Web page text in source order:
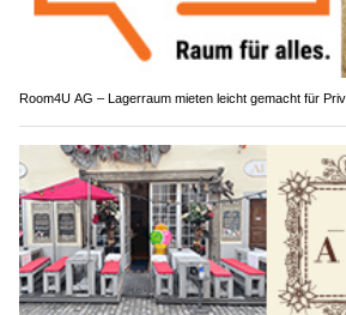
Room4U AG – Lagerraum mieten leicht gemacht für